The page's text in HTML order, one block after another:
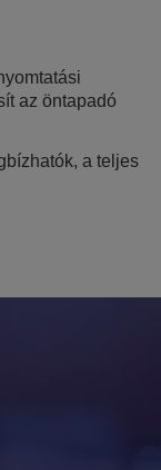
az öntapadó
a teljes